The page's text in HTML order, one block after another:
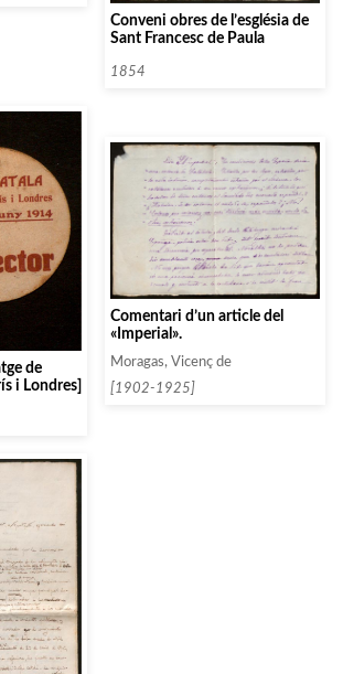
Conveni obres de l’església de
Sant Francesc de Paula
1854
de
i Londres]
Comentari d’un article del
«Imperial».
Moragas, Vicenç de
[1902-1925]